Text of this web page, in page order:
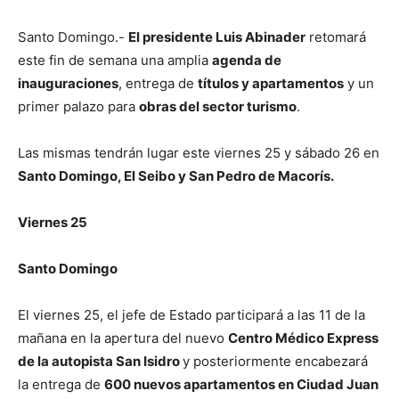
Santo Domingo.- El presidente Luis Abinader retomará
este fin de semana una amplia agenda de
inauguraciones, entrega de títulos y apartamentos y un
primer palazo para obras del sector turismo.
Las mismas tendrán lugar este viernes 25 y sábado 26 en
Santo Domingo, El Seibo y San Pedro de Macorís.
Viernes 25
Santo Domingo
El viernes 25, el jefe de Estado participará a las 11 de la
mañana en la apertura del nuevo Centro Médico Express
de la autopista San Isidroy posteriormente encabezará
la entrega de 600 nuevos apartamentos en Ciudad Juan